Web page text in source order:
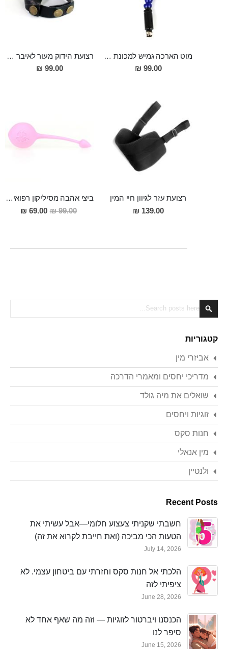
מוט הארכה גמיש למכונת סקס 30 סמ אורך 2.5 סמ רוחב
99.00 ₪
רצועת הידוק מעור לאיבר המין ולאשכים למשגל ארוך ומסעיר ולזיקפה חזקה ומענגת
99.00 ₪
רצועת עזר לגיוון חיי המין
139.00 ₪
ביצי אהבה מסיליקון רפואי מצויינים לחיזוק שרירי הנרתיק Aindrea
99.00 ₪
מחיר
מבצע
69.00 ₪
Search
Search
קטגוריות
אביזרי מין
מדריכי יחסים ומאמרי הדרכה
שואלים את מיה גולד
זוגיות ויחסים
חנות סקס
מין אנאלי
ולנטיין
Recent Posts
חשבתי שקניתי צעצוע חלומי—אבל עשיתי את
הטעות הכי מביכה (ואת חייבת לקרוא את זה)
July 14, 2026
הלכתי אל חנות סקס וחזרתי עם ביטחון עצמי. לא
ציפיתי לזה
June 28, 2026
הכנסנו ויברטור לזוגיות — וזה מה שאף אחד לא
סיפר לנו
June 15, 2026